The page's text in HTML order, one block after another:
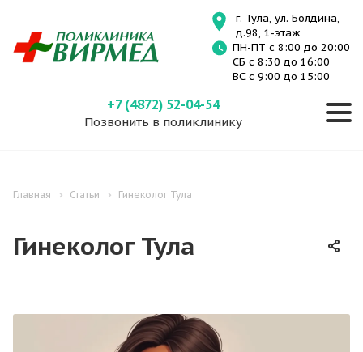
г. Тула, ул. Болдина,
д.98, 1-этаж
ПН-ПТ с 8:00 до 20:00
СБ с 8:30 до 16:00
ВС с 9:00 до 15:00
+7 (4872) 52-04-54
Позвонить в поликлинику
Главная Статьи Гинеколог Тула
Гинеколог Тула